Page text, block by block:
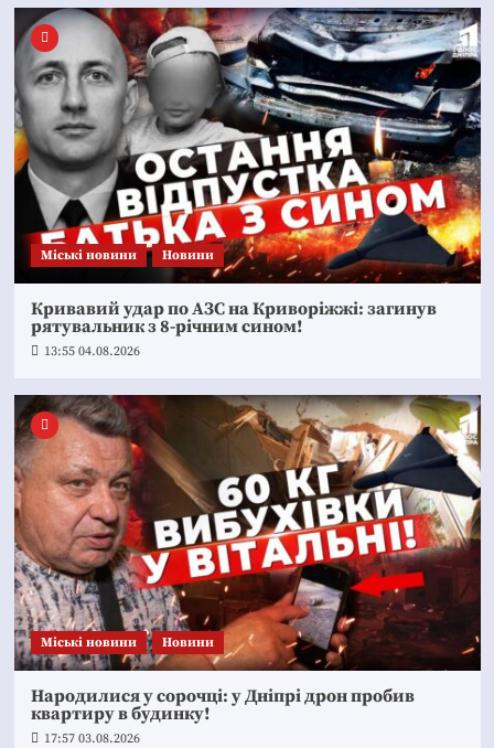
Mіські новини Новини
Кривавий удар по АЗС на Криворіжжі: загинув
рятувальник з 8-річним сином!
13:55 04.08.2026
Mіські новини Новини
Народилися у сорочці: у Дніпрі дрон пробив
квартиру в будинку!
17:57 03.08.2026